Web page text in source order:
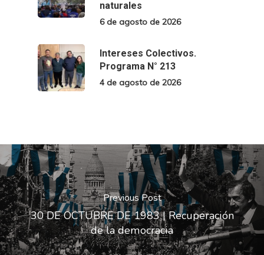
naturales
6 de agosto de 2026
Intereses Colectivos.
Programa N° 213
4 de agosto de 2026
Previous Post
30 DE OCTUBRE DE 1983 | Recuperación
de la democracia